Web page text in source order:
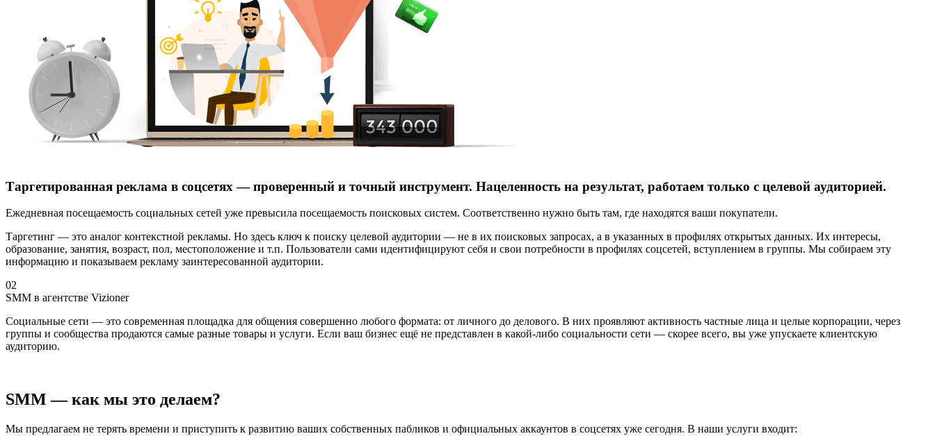
Таргетированная реклама в соцсетях — проверенный и точный инструмент. Нацеленность на результат, работаем только с целевой аудиторией.
Ежедневная посещаемость социальных сетей уже превысила посещаемость поисковых систем. Соответственно нужно быть там, где находятся ваши покупатели.
Таргетинг — это аналог контекстной рекламы. Но здесь ключ к поиску целевой аудитории — не в их поисковых запросах, а в указанных в профилях открытых данных. Их интересы,
образование, занятия, возраст, пол, местоположение и т.п. Пользователи сами идентифицируют себя и свои потребности в профилях соцсетей, вступлением в группы. Мы собираем эту
информацию и показываем рекламу заинтересованной аудитории.
02
SMM в агентстве Vizioner
Социальные сети — это современная площадка для общения совершенно любого формата: от личного до делового. В них проявляют активность частные лица и целые корпорации, через
группы и сообщества продаются самые разные товары и услуги. Если ваш бизнес ещё не представлен в какой-либо социальности сети — скорее всего, вы уже упускаете клиентскую
аудиторию.
SMM — как мы это делаем?
Мы предлагаем не терять времени и приступить к развитию ваших собственных пабликов и официальных аккаунтов в соцсетях уже сегодня. В наши услуги входит: